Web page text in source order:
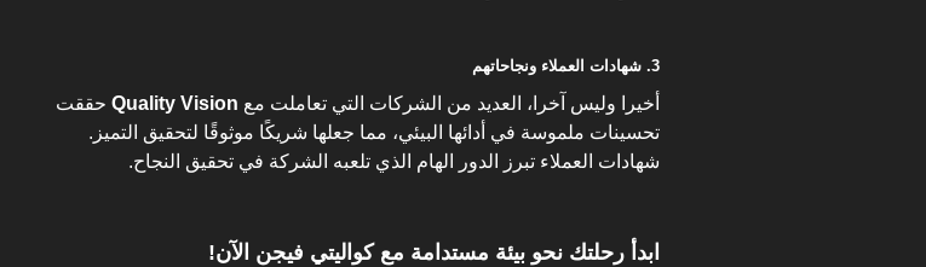
3. شهادات العملاء ونجاحاتهم
أخيرا وليس آخرا، العديد من الشركات التي تعاملت مع Quality Vision حققت
تحسينات ملموسة في أدائها البيئي، مما جعلها شريكًا موثوقًا لتحقيق التميز.
شهادات العملاء تبرز الدور الهام الذي تلعبه الشركة في تحقيق النجاح.
ابدأ رحلتك نحو بيئة مستدامة مع كواليتي فيجن الآن!